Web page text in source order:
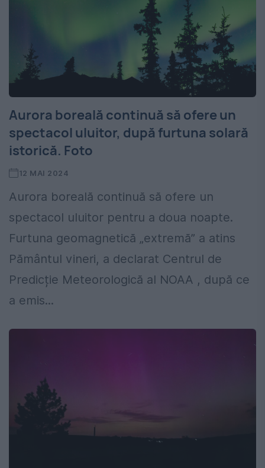
Aurora boreală continuă să ofere un
spectacol uluitor, după furtuna solară
istorică. Foto
12 MAI 2024
Aurora boreală continuă să ofere un
spectacol uluitor pentru a doua noapte.
Furtuna geomagnetică „extremă” a atins
Pământul vineri, a declarat Centrul de
Predicție Meteorologică al NOAA , după ce
a emis...